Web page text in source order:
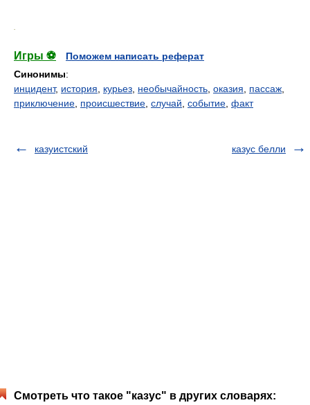
Игры ⚽
Поможем написать реферат
Синонимы:
инцидент, история курьез необычайность оказия пассаж
приключение происшествие случай событие факт
казуистский казус белли
Смотреть что такое "казус" в других словарях: